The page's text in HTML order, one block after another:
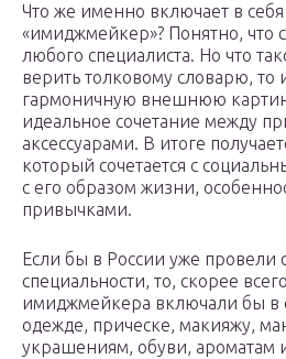
Что же именно включает в
«имиджмейкер»? Понятно, что
любого специалиста. Но что
верить толковому словарю,
гармоничную внешнюю
идеальное сочетание между
аксессуарами. В итоге
который сочетается с
с его образом жизни,
привычками.
Если бы в России уже провели
специальности, то, скорее
имиджмейкера включали бы в
одежде, прическе, макияжу,
украшениям, обуви, ароматам